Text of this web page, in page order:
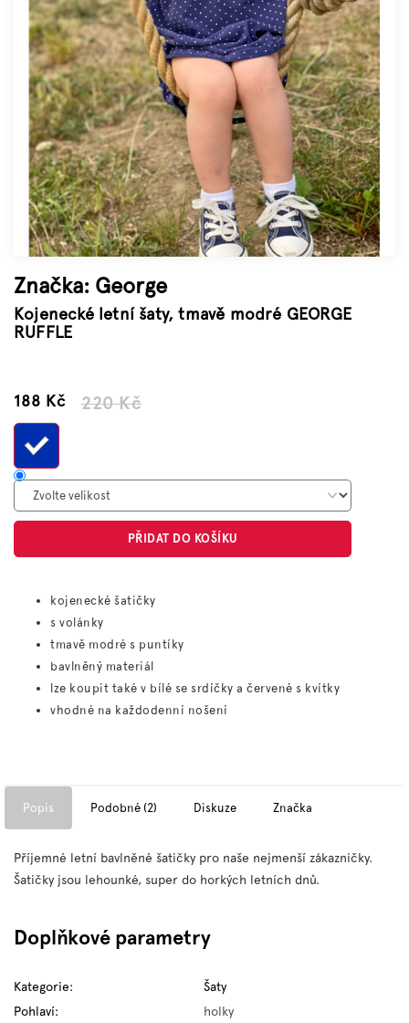
Značky
Měna
(CZK)
Přihlášení
Značka: George
Kojenecké letní šaty, tmavě modré GEORGE
RUFFLE
220 Kč
188 KčMěrná
PŘIDAT DO KOŠÍKU
kojenecké šatičky
s volánky
tmavě modré s puntíky
bavlněný materiál
lze koupit také v bílé se srdíčky a červené s kvítky
vhodné na každodenní nošení
Popis Podobné (2) Diskuze Značka
Příjemné letní bavlněné šatičky pro naše nejmenší zákazničky.
Šatičky jsou lehounké, super do horkých letních dnů.
Doplňkové parametry
Kategorie:
Šaty
Pohlaví: holky